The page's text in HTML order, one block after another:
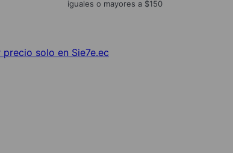
iguales o mayores a $150